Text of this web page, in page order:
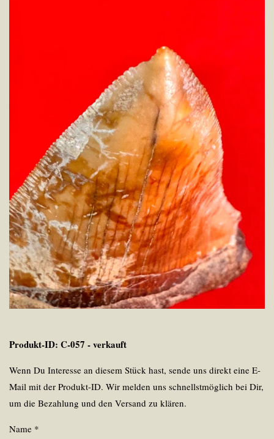
Produkt-ID: C-057 - verkauft
Wenn Du Interesse an diesem Stück hast, sende uns direkt eine E-
Mail mit der Produkt-ID. Wir melden uns schnellstmöglich bei Dir,
um die Bezahlung und den Versand zu klären.
Name *